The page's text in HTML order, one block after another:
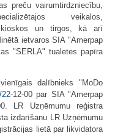
preču vairumtirdzniecību,
veikalos,
kioskos un tirgos, kā arī
ietvaros SIA "Amerpap
"SERLA" tualetes papīra
dalībnieks "MoDo
22-12-00 par SIA "Amerpap
LR Uzņēmumu reģistra
izdarīšanu LR Uzņēmumu
lietā par likvidatora